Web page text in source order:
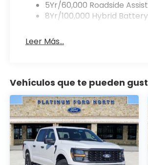
5Yr/60,000 Roadside Assist
8Yr/100,000 Hybrid Battery
Leer Más...
Vehículos que te pueden